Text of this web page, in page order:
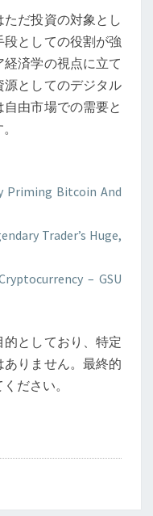
だ投資の対象とし
としての役割が強
済学の視点に立て
としてのデジタル
由市場での需要と
Priming Bitcoin And
Trader’s Huge,
– GSU
的としており、特定
りません。最終的
ださい。